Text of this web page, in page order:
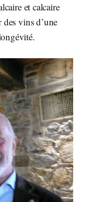
et calcaire
vins d’une